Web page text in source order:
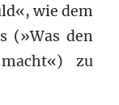
wie dem
(»Was den
zu